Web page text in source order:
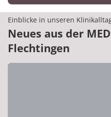
Einblicke in unseren
Neues aus der
Flechtingen